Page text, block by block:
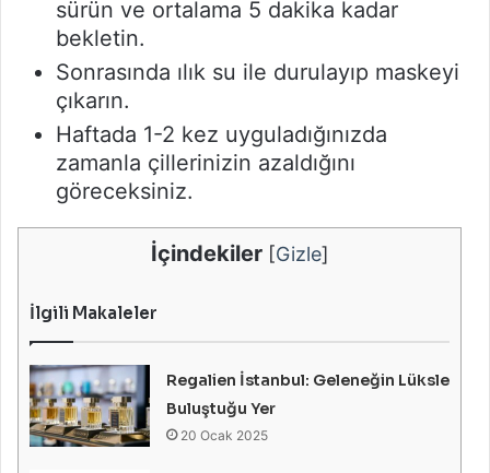
sürün ve ortalama 5 dakika kadar
bekletin.
Sonrasında ılık su ile durulayıp maskeyi
çıkarın.
Haftada 1-2 kez uyguladığınızda
zamanla çillerinizin azaldığını
göreceksiniz.
İçindekiler [Gizle]
İlgili Makaleler
Regalien İstanbul: Geleneğin Lüksle
Buluştuğu Yer
20 Ocak 2025